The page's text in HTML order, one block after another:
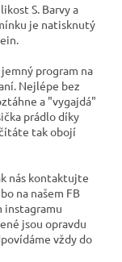
S. Barvy a
je natisknutý
program na
Nejlépe bez
a "vygajdá"
prádlo díky
tak obojí
nás kontaktujte
na našem FB
instagramu
jsou opravdu
vždy do